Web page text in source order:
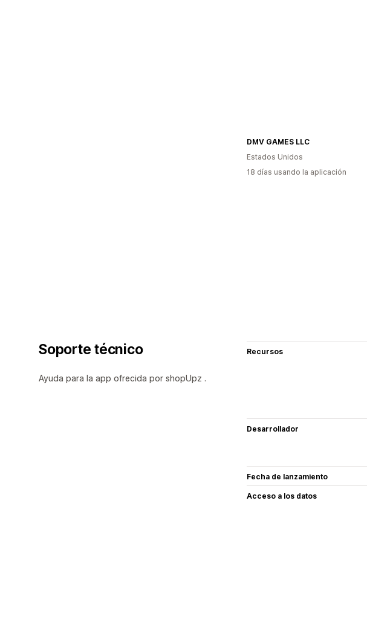
DMV GAMES LLC
Estados Unidos
18 días usando la aplicación
Soporte técnico
Ayuda para la app ofrecida por shopUpz .
Recursos
Desarrollador
Fecha de lanzamiento
Acceso a los datos